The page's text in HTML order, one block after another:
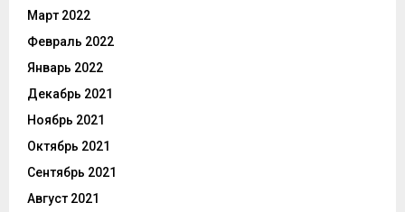
Март 2022
Февраль 2022
Январь 2022
Декабрь 2021
Ноябрь 2021
Октябрь 2021
Сентябрь 2021
Август 2021